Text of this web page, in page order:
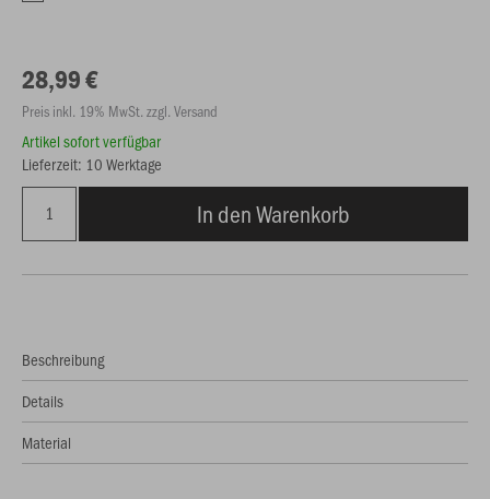
28,99 €
Preis inkl. 19% MwSt. zzgl. Versand
Artikel sofort verfügbar
Lieferzeit: 10 Werktage
In den Warenkorb
Beschreibung
Details
Material